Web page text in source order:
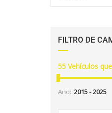
FILTRO DE
55 Vehículos
Año: